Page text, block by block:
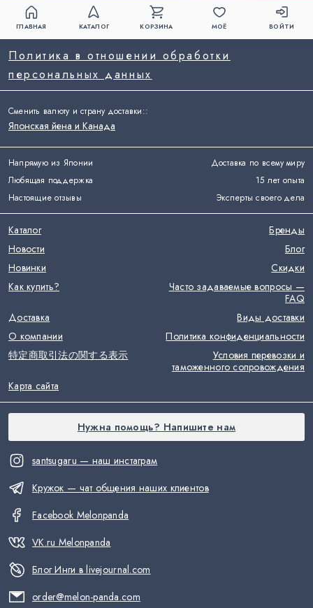
ГЛАВНАЯ КАТАЛОГ КОРЗИНА МОЁ ВОЙТИ
Напрямую из Японии
Доставка по всему миру
Любящая поддержка
15 лет опыта
Настоящие отзывы
Эксперты своего дела
santsugaru — наш инстаграм
Кружок — чат общения наших клиентов
Facebook Melonpanda
VK.ru Melonpanda
Блог Инги в livejournal.com
order@melon-panda.com
Политика в отношении обработки
персональных данных
Каталог
Бренды
Новости
Блог
Новинки
Скидки
Как купить?
Часто задаваемые вопросы —
FAQ
Доставка
Виды доставки
О компании
Политика конфиденциальности
特定商取引法の関する表示
Условия перевозки и
таможенного сопровождения
Карта сайта
Сменить валюту и страну доставки::
Японская йена и Канада
Нужна помощь? Напишите нам